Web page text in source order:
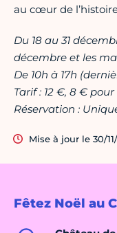
Fêtez Noël au
au cœur de
Du 18 au 31
décembre et les
De 10h à 17h
Tarif : 12 €, 8 €
Réservation :
Mise à jour le 30/